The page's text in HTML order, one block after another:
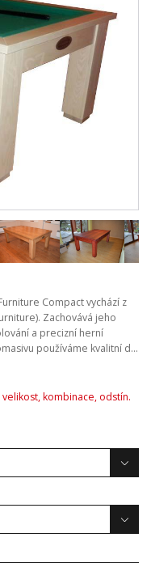
Compact vychází z
Zachovává jeho
a precizní herní
používáme kvalitní d...
kombinace, odstín.